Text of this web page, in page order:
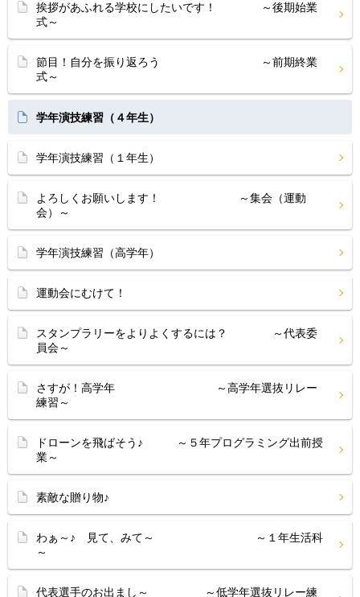
挨拶があふれる学校にしたいです！ ～後期始業
式～
節目！自分を振り返ろう ～前期終業
式～
学年演技練習（４年生）
学年演技練習（１年生）
よろしくお願いします！ ～集会（運動
会）～
学年演技練習（高学年）
運動会にむけて！
スタンプラリーをよりよくするには？ ～代表委
員会～
さすが！高学年 ～高学年選抜リレー
練習～
ドローンを飛ばそう♪ ～５年プログラミング出前授
業～
素敵な贈り物♪
わぁ～♪ 見て、みて～ ～１年生活科
～
代表選手のお出まし～ ～低学年選抜リレー練